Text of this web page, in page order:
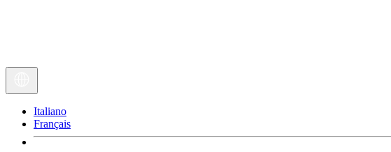
Italiano
Français